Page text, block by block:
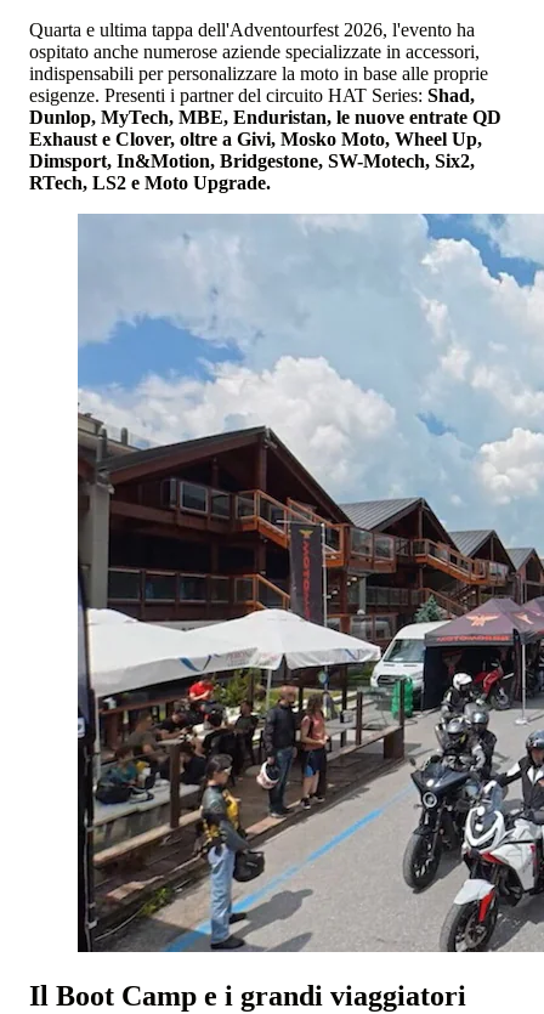
Quarta e ultima tappa dell'Adventourfest 2026, l'evento ha
ospitato anche numerose aziende specializzate in accessori,
indispensabili per personalizzare la moto in base alle proprie
esigenze. Presenti i partner del circuito HAT Series: Shad,
Dunlop, MyTech, MBE, Enduristan, le nuove entrate QD
Exhaust e Clover, oltre a Givi, Mosko Moto, Wheel Up,
Dimsport, In&Motion, Bridgestone, SW-Motech, Six2,
RTech, LS2 e Moto Upgrade.
Il Boot Camp e i grandi viaggiatori